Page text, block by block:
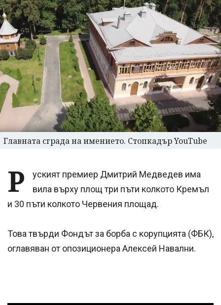
Главната сграда на имението. Стопкадър YouTube
Р
уският премиер Дмитрий Медведев има
вила върху площ три пъти колкото Кремъл
и 30 пъти колкото Червения площад.
Това твърди Фондът за борба с корупцията (ФБК),
оглавяван от опозиционера Алексей Навални.